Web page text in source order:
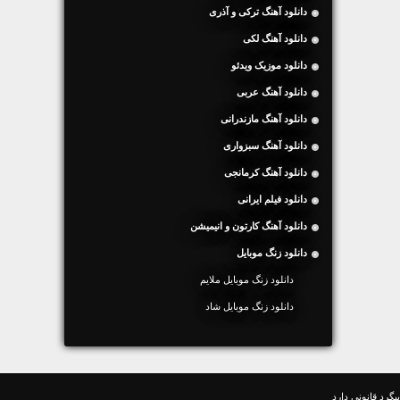
دانلود آهنگ ترکی و آذری
دانلود آهنگ لکی
دانلود موزیک ویدئو
دانلود آهنگ عربی
دانلود آهنگ مازندرانی
دانلود آهنگ سبزواری
دانلود آهنگ کرمانجی
دانلود فیلم ایرانی
دانلود آهنگ کارتون و انیمیشن
دانلود زنگ موبایل
دانلود زنگ موبایل ملایم
دانلود زنگ موبایل شاد
قانونی دارد